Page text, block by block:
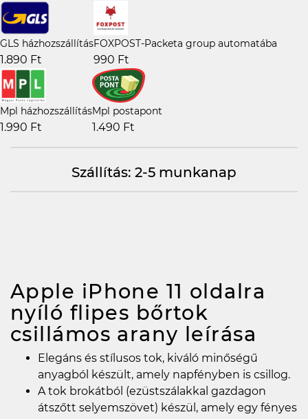
GLS házhozszállítás
1.890 Ft
FOXPOST-Packeta group automatába
990 Ft
Mpl házhozszállítás
1.990 Ft
Mpl postapont
1.490 Ft
Szállítás: 2-5 munkanap
Apple iPhone 11 oldalra
nyíló flipes bőrtok
csillámos arany leírása
Elegáns és stílusos tok, kiváló minőségű
anyagból készült, amely napfényben is csillog.
A tok brokátból (ezüstszálakkal gazdagon
átszőtt selyemszövet) készül, amely egy fényes